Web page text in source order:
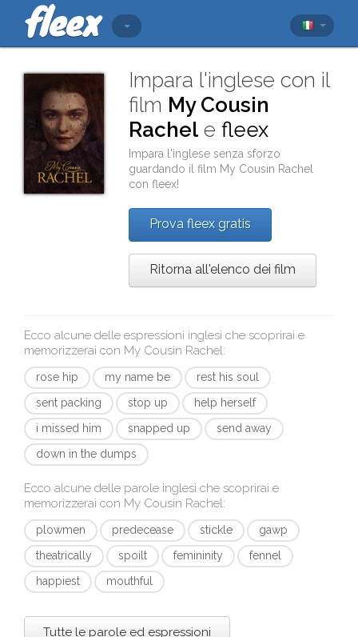
Impara l'inglese con il
film My Cousin
Rachel efleex
Impara l'inglese senza sforzo
guardando il film My Cousin Rachel
confleex!
Prova fleex gratis
Ritorna all'elenco dei film
Ecco alcune delle espressioni inglesi che scoprirai e
memorizzerai con My Cousin Rachel:
rose hip my name be
rest his soul
sent packing
stop up
help herself
i missed him
snapped up
send away
down in the dumps
Ecco alcune delle parole inglesi che scoprirai e
memorizzerai con My Cousin Rachel:
plowmen predecease stickle
gawp
theatrically
spoilt femininity
fennel
happiest
mouthful
Tutte le parole ed espressioni